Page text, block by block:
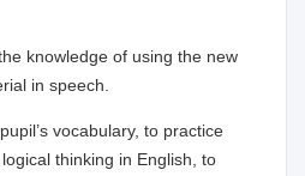
knowledge of using the new
in speech.
vocabulary, to practice
thinking in English, to